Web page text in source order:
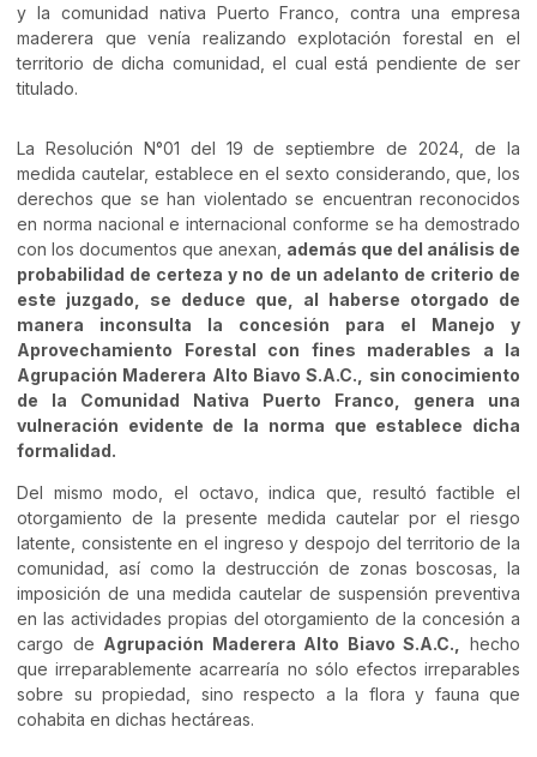
y la comunidad nativa Puerto Franco, contra una empresa
maderera que venía realizando explotación forestal en el
territorio de dicha comunidad, el cual está pendiente de ser
titulado.
La Resolución N°01 del 19 de septiembre de 2024, de la
medida cautelar, establece en el sexto considerando, que, los
derechos que se han violentado se encuentran reconocidos
en norma nacional e internacional conforme se ha demostrado
con los documentos que anexan, además que del análisis de
probabilidad de certeza y no de un adelanto de criterio de
este juzgado, se deduce que, al haberse otorgado de
manera inconsulta la concesión para el Manejo y
Aprovechamiento Forestal con fines maderables a la
Agrupación Maderera Alto Biavo S.A.C., sin conocimiento
de la Comunidad Nativa Puerto Franco, genera una
vulneración evidente de la norma que establece dicha
formalidad.
Del mismo modo, el octavo, indica que, resultó factible el
otorgamiento de la presente medida cautelar por el riesgo
latente, consistente en el ingreso y despojo del territorio de la
comunidad, así como la destrucción de zonas boscosas, la
imposición de una medida cautelar de suspensión preventiva
en las actividades propias del otorgamiento de la concesión a
cargo de Agrupación Maderera Alto Biavo S.A.C.,
hecho
que irreparablemente acarrearía no sólo efectos irreparables
sobre su propiedad, sino respecto a la flora y fauna que
cohabita en dichas hectáreas.